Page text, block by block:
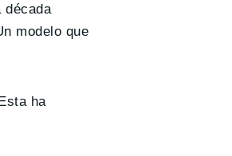
década
modelo que
ha